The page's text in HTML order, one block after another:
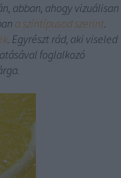
abban, ahogy vizuálisan
a színtípusod szerint.
. Egyrészt rád, aki viseled
foglalkozó